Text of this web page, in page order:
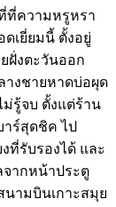
ที่ความหรูหรา
เยี่ยมนี้ ตั้งอยู่
ฝั่งตะวันออก
างชายหาดบ่อผุด
รู้จบ ตั้งแต่ร้าน
าร์สุดชิค ไป
ที่รับรองได้ และ
ากหน้าประตู
ามบินเกาะสมุย